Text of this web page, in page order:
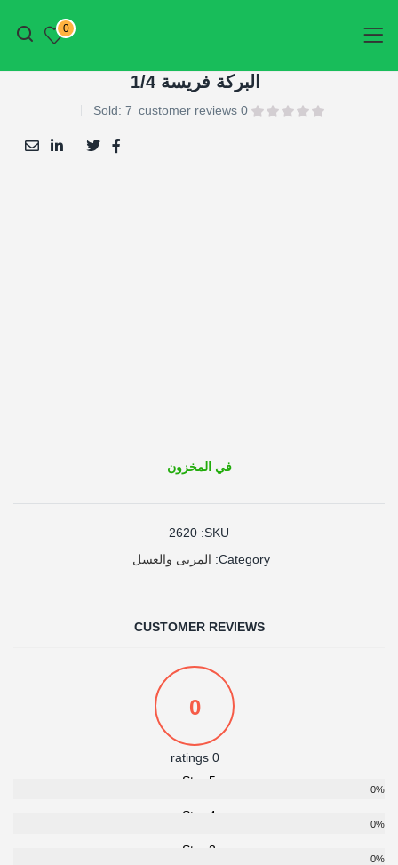
أتمم الطلب
0
البركة فريسة 1/4
0
customer reviews
Sold: 7
في المخزون
SKU:
2620
Category: المربى والعسل
CUSTOMER REVIEWS
0
0 ratings
5 Star
0%
4 Star
0%
3 Star
0%